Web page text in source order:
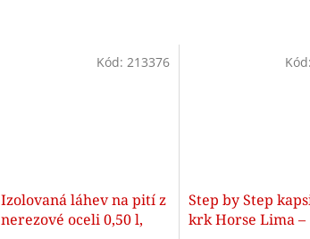
Izolovaná láhev na pití z
nerezové oceli 0,50 l,
Kód:213376
Step by Step
krk Horse Lima –
Kód: